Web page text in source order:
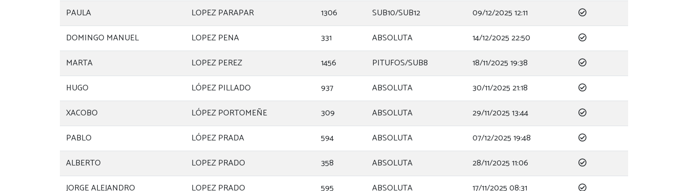
PAULA
LOPEZ PARAPAR 1306 SUB10/SUB12
09/12/2025 12:11
DOMINGO MANUEL
LOPEZ PENA 331 ABSOLUTA
14/12/2025 22:50
MARTA
LOPEZ PEREZ 1456 PITUFOS/SUB8
18/11/2025 19:38
HUGO
LÓPEZ PILLADO 937 ABSOLUTA
30/11/2025 21:18
XACOBO
LÓPEZ PORTOMEÑE 309 ABSOLUTA
29/11/2025 13:44
PABLO
LÓPEZ PRADA 594 ABSOLUTA
07/12/2025 19:48
ALBERTO
LOPEZ PRADO 358 ABSOLUTA
28/11/2025 11:06
JORGE ALEJANDRO
LOPEZ PRADO 595 ABSOLUTA
17/11/2025 08:31